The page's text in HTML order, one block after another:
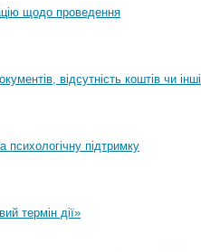
щодо проведення
відсутність коштів чи інші
підтримку
термін дії»